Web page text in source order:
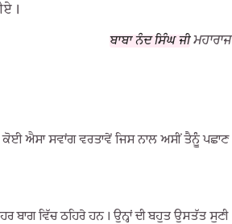
ਬਾਬਾ ਨੰਦ ਸਿੰਘ ਜੀਮਹਾਰਾਜ
ਕੋਈ ਐਸਾ ਸਵਾਂਗ ਵਰਤਾਵੇਂ ਜਿਸ ਨਾਲ ਅਸੀਂ ਤੈਨੂੰ ਪਛਾਣ
ਵਿੱਚ ਠਹਿਰੇ ਹਨ। ਉਨ੍ਹਾਂ ਦੀ ਬਹੁਤ ਉਸਤੱਤ ਸੁਣੀ